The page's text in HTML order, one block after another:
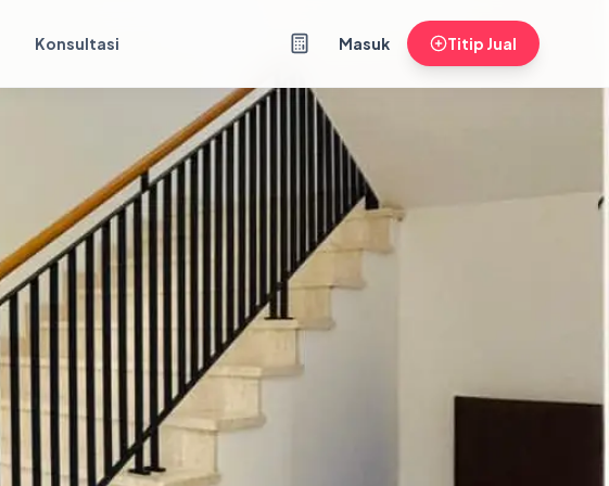
Konsultasi Masuk Titip Jual